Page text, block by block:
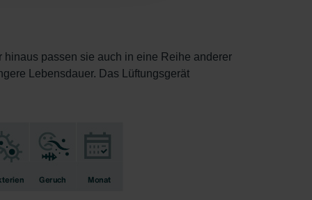
passen sie auch in eine Reihe anderer
Lebensdauer. Das Lüftungsgerät